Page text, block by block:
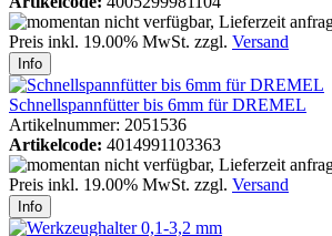
Preis inkl. 19.00% MwSt. zzgl. Versand
Info
Schnellspannfütter bis 6mm für DREMEL
Artikelnummer: 2051536
Artikelcode: 4014991103363
Preis inkl. 19.00% MwSt. zzgl. Versand
Info